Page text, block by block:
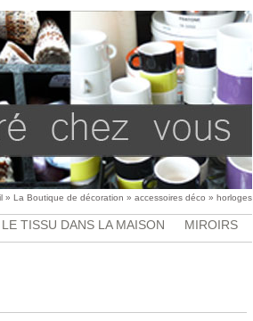
» La Boutique de décoration » accessoires déco » horloges
LE TISSU DANS LA MAISON
MIROIRS